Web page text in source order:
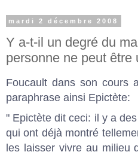
mardi 2 décembre 2008
Y a-t-il un degré du
personne ne peut être
Foucault dans son cours
paraphrase ainsi Epictète:
" Epictète dit ceci: il y a
qui ont déjà montré
les laisser vivre au milieu